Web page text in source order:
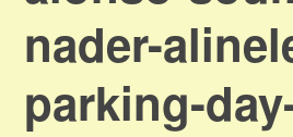
nader-
parking-